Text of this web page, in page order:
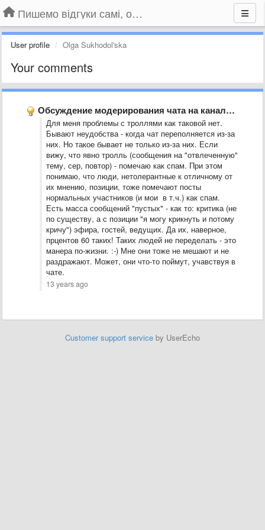
Пишемо відгуки самі, обговорюємо інші ідеї та пропозиції до Громадського Телебачення
User profile Olga Sukhodol'ska
Your comments
Обсуждение модерирования чата на канале youtube.
Для меня проблемы с троллями как таковой нет.
Бывают неудобства - когда чат переполняется из-за
них. Но такое бывает не только из-за них. Если
вижу, что явно тролль (сообщения на "отвлеченную"
тему, сер, повтор) - помечаю как спам. При этом
понимаю, что люди, нетолерантные к отличному от
их мнению, позиции, тоже помечают посты
нормальных участников (и мои в т.ч.) как спам.
Есть масса сообщений "пустых" - как то: критика (не
по существу, а с позиции "я могу крикнуть и потому
кричу") эфира, гостей, ведущих. Да их, наверное,
прцентов 60 таких! Таких людей не переделать - это
манера по-жизни. :-) Мне они тоже не мешают и не
раздражают. Может, они что-то поймут, учавствуя в
чате.
13 years ago
Customer support service by UserEcho